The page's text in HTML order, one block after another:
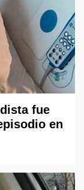
fue
en